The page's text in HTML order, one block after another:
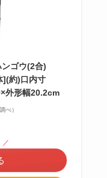
ゴウ(2合)
](約)口内寸
外形幅20.2cm
べ）
／